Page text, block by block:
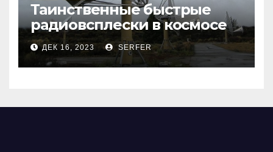
Таинственные быстрые
радиовсплески в космосе
сделались все более
странными
ДЕК 16, 2023 SERFER